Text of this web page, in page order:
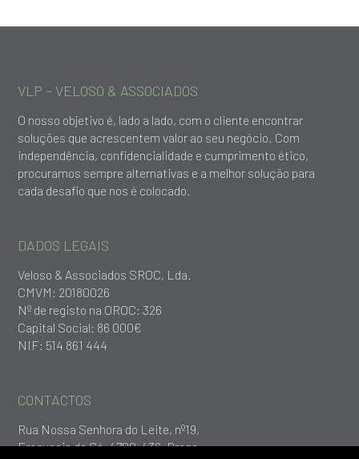
VLP – VELOSO & ASSOCIADOS
O nosso objetivo é, lado a lado, com o cliente encontrar
soluções que acrescentem valor ao seu negócio. Com
independência, confidencialidade e cumprimento ético,
procuramos sempre alternativas e a melhor solução para
cada desafio que nos é colocado.
DADOS LEGAIS
Veloso & Associados SROC, Lda.
CMVM: 20180026
Nº de registo na OROC: 326
Capital Social: 86 000€
NIF: 514 861 444
CONTACTOS
Rua Nossa Senhora do Leite, nº19,
Freguesia da Sé, 4700-436, Braga